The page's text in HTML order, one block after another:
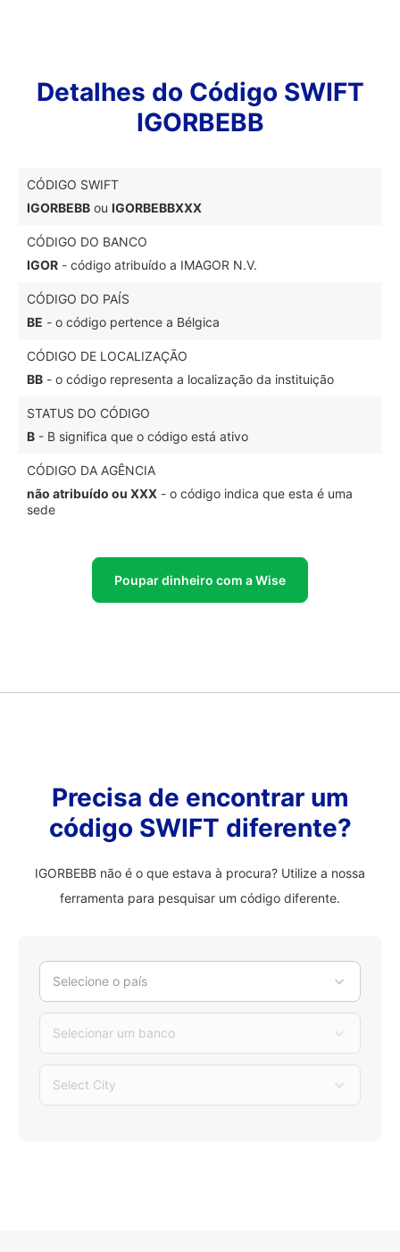
Detalhes do Código SWIFT
IGORBEBB
CÓDIGO SWIFT
IGORBEBB ou IGORBEBBXXX
CÓDIGO DO BANCO
IGOR - código atribuído a IMAGOR N.V.
CÓDIGO DO PAÍS
BE - o código pertence a Bélgica
CÓDIGO DE LOCALIZAÇÃO
BB - o código representa a localização da instituição
STATUS DO CÓDIGO
B - B significa que o código está ativo
CÓDIGO DA AGÊNCIA
não atribuído ou XXX - o código indica que esta é uma
sede
Poupar dinheiro com a Wise
Precisa de encontrar um
código SWIFT diferente?
IGORBEBB não é o que estava à procura? Utilize a nossa
ferramenta para pesquisar um código diferente.
Selecione o país
Selecionar um banco
Select City